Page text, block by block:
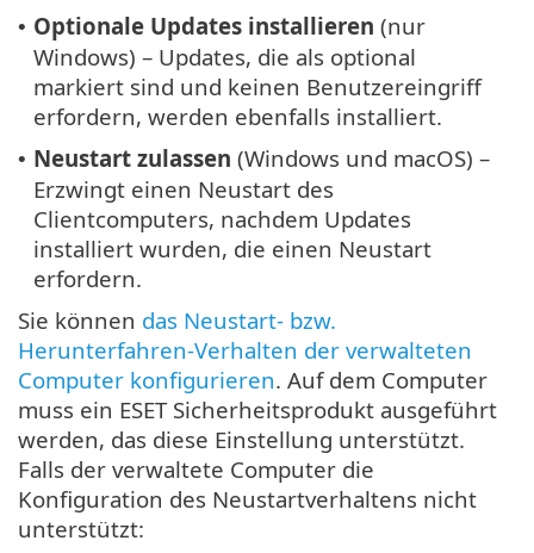
• Optionale Updates installieren (nur
Windows) – Updates, die als optional
markiert sind und keinen Benutzereingriff
erfordern, werden ebenfalls installiert.
• Neustart zulassen (Windows und macOS) –
Erzwingt einen Neustart des
Clientcomputers, nachdem Updates
installiert wurden, die einen Neustart
erfordern.
Sie können das Neustart- bzw.
Herunterfahren-Verhalten der verwalteten
Computer konfigurieren. Auf dem Computer
muss ein ESET Sicherheitsprodukt ausgeführt
werden, das diese Einstellung unterstützt.
Falls der verwaltete Computer die
Konfiguration des Neustartverhaltens nicht
unterstützt: